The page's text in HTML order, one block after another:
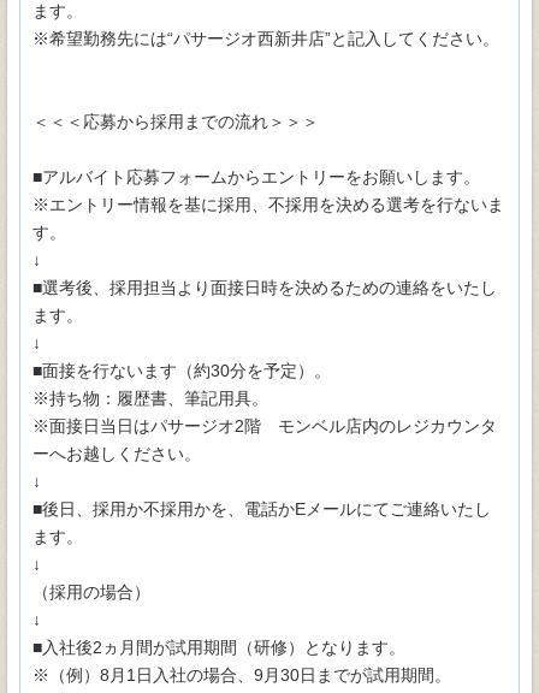
ます。
※希望勤務先には“パサージオ西新井店”と記入してください。
＜＜＜応募から採用までの流れ＞＞＞
■アルバイト応募フォームからエントリーをお願いします。
※エントリー情報を基に採用、不採用を決める選考を行ないま
す。
↓
■選考後、採用担当より面接日時を決めるための連絡をいたし
ます。
↓
■面接を行ないます（約30分を予定）。
※持ち物：履歴書、筆記用具。
※面接日当日はパサージオ2階 モンベル店内のレジカウンタ
ーへお越しください。
↓
■後日、採用か不採用かを、電話かEメールにてご連絡いたし
ます。
↓
（採用の場合）
↓
■入社後2ヵ月間が試用期間（研修）となります。
※（例）8月1日入社の場合、9月30日までが試用期間。